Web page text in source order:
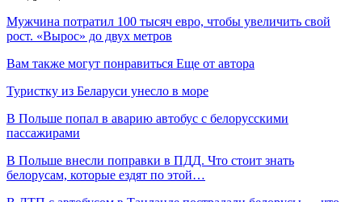
Мужчина потратил 100 тысяч евро, чтобы увеличить свой
рост. «Вырос» до двух метров
Вам также могут понравиться Еще от автора
Туристку из Беларуси унесло в море
В Польше попал в аварию автобус с белорусскими
пассажирами
В Польше внесли поправки в ПДД. Что стоит знать
белорусам, которые ездят по этой…